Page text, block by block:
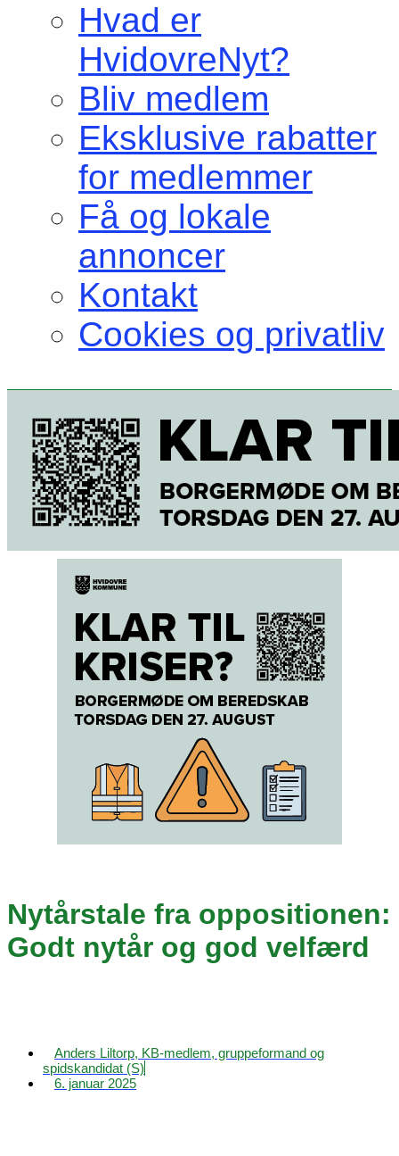
Hvad er
HvidovreNyt?
Bliv medlem
Eksklusive rabatter
for medlemmer
Få og lokale
annoncer
Kontakt
Cookies og privatliv
Nytårstale fra oppositionen:
Godt nytår og god velfærd
Anders Liltorp, KB-medlem, gruppeformand og
spidskandidat (S)
6. januar 2025